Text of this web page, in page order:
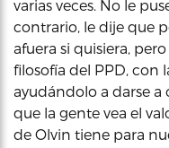
varias veces. No le
contrario, le dije que
afuera si quisiera,
filosofía del PPD, con
ayudándolo a darse
que la gente vea el
de Olvin tiene para